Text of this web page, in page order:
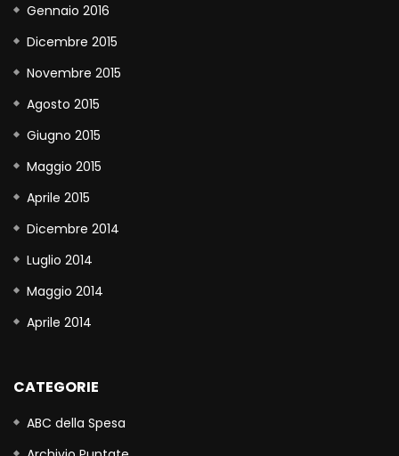
Gennaio 2016
Dicembre 2015
Novembre 2015
Agosto 2015
Giugno 2015
Maggio 2015
Aprile 2015
Dicembre 2014
Luglio 2014
Maggio 2014
Aprile 2014
CATEGORIE
ABC della Spesa